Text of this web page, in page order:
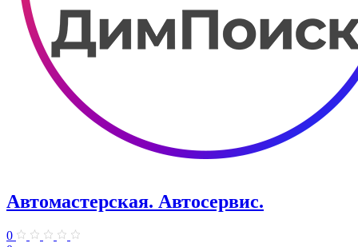
Автомастерская. Автосервис.
0